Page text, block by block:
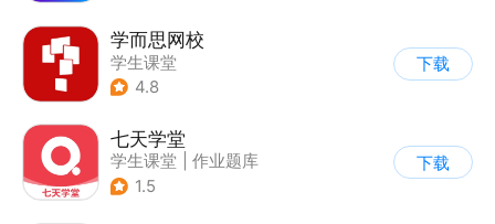
学而思网校
学生课堂
4.8
下载
七天学堂
学生课堂
作业题库
1.5
下载